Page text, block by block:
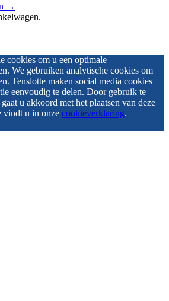
→
cookies om u een optimale
We gebruiken analytische cookies om
Tenslotte maken social media cookies
eenvoudig te delen. Door gebruik te
u akkoord met het plaatsen van deze
vindt u in onze cookieverklaring.